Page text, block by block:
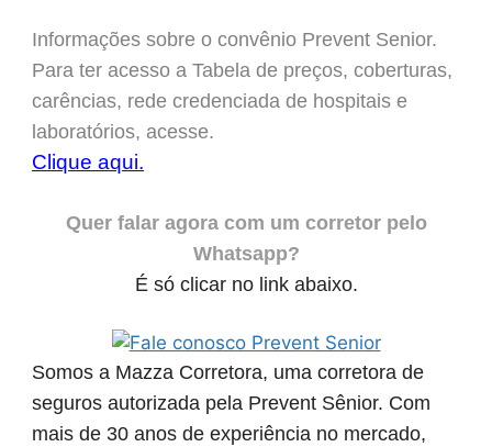
Informações sobre o convênio Prevent Senior.
Para ter acesso a Tabela de preços, coberturas,
carências, rede credenciada de hospitais e
laboratórios, acesse.
Clique aqui.
Quer falar agora com um corretor pelo
Whatsapp?
É só clicar no link abaixo.
Somos a Mazza Corretora, uma corretora de
seguros autorizada pela Prevent Sênior. Com
mais de 30 anos de experiência no mercado,